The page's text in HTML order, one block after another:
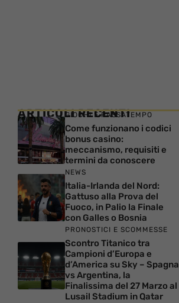
ARTICOLI RECENTI
GIOCHI E PASSATEMPO
Come funzionano i codici
bonus casino:
meccanismo, requisiti e
termini da conoscere
NEWS
Italia-Irlanda del Nord:
Gattuso alla Prova del
Fuoco, in Palio la Finale
con Galles o Bosnia
PRONOSTICI E SCOMMESSE
Scontro Titanico tra
Campioni d’Europa e
d’America su Sky – Spagna
vs Argentina, la
Finalissima del 27 Marzo al
Lusail Stadium in Qatar